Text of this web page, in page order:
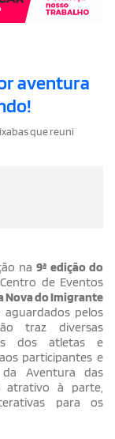
aventura
que reuni
na9ª edição do
de Eventos
Nova do Imigrante
pelos
traz diversas
dos atletas e
participantes e
Aventura das
atrativo à parte,
para os